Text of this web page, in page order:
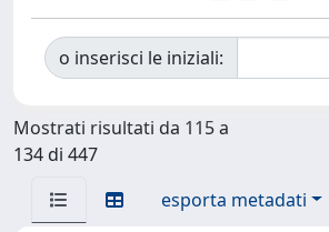
o inserisci le iniziali:
Mostrati risultati da 115 a
134 di 447
esporta metadati